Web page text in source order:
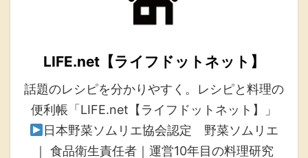
LIFE.net【ライフドットネット】
話題のレシピを分かりやすく。レシピと料理の
便利帳「LIFE.net【ライフドットネット】」
日本野菜ソムリエ協会認定 野菜ソムリエ
｜ 食品衛生責任者｜運営10年目の料理研究